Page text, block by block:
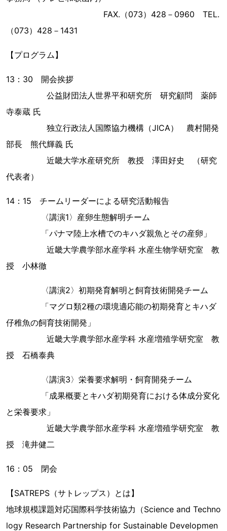
FAX.（073）428－0960 TEL.
（073）428－1431
【プログラム】
13：30 開会挨拶
公益財団法人世界平和研究所 研究顧問 薬師
寺泰蔵 氏
独立行政法人国際協力機構（JICA） 農村開発
部長 熊代輝義 氏
近畿大学水産研究所 教授 澤田好史 （研究
代表者）
14：15 チームリーダーによる研究活動報告
〈講演1〉産卵生態解明チーム
「パナマ陸上水槽でのキハダ親魚とその産卵」
近畿大学農学部水産学科 水産生物学研究室 教
授 小林徹
〈講演2〉初期発育解明と飼育技術開発チーム
「マグロ類2種の環境適応能の初期発育とキハダ
仔稚魚の飼育技術開発」
近畿大学農学部水産学科 水産増殖学研究室 教
授 石橋泰典
〈講演3〉栄養要求解明・飼育開発チーム
「成果概要とキハダ初期発育における体成分変化
と栄養要求」
近畿大学農学部水産学科 水産増殖学研究室 教
授 滝井健二
16：05 閉会
【SATREPS（サトレップス）とは】
地球規模課題対応国際科学技術協力（Science and Techno
logy Research Partnership for Sustainable Developmen